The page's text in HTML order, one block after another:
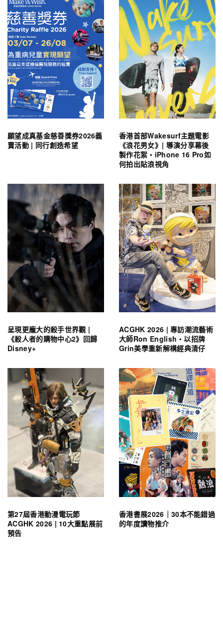
願望成真基金慈善獎券2026義
賣活動 | 同行創造希望
香港首部Wakesurf主題電影
《浪花男女》| 導演分享幕後
製作花絮・iPhone 16 Pro如
何拍出貼浪視角
呈現更龐大的殺手世界觀 |
《殺人者的購物中心2》回歸
Disney+
ACGHK 2026 | 專訪潮流藝術
大師Ron English・以招牌
Grin美學重新解構經典清仔
第27屆香港動漫電玩節
ACGHK 2026 | 10大重點展前
預告
香港書展2026｜30本不能錯過
的年度讀物推介